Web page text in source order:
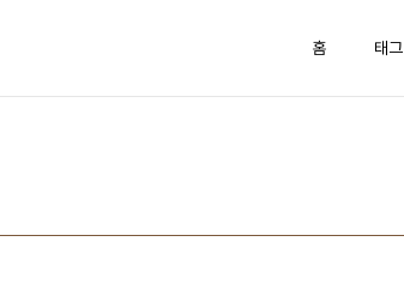
홈 태그